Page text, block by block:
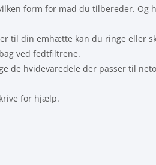
form for mad du tilbereder. Og
til din emhætte kan du ringe eller
ved fedtfiltrene.
de hvidevaredele der passer til
for hjælp.